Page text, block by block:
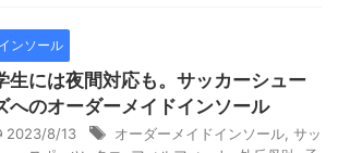
インソール
生には夜間対応も。サッカーシュー
へのオーダーメイドインソール
2023/8/13 オーダーメイドインソール サッ